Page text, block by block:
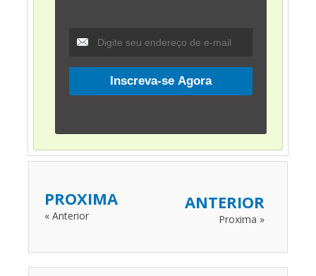
PROXIMA
« Anterior
ANTERIOR
Proxima »